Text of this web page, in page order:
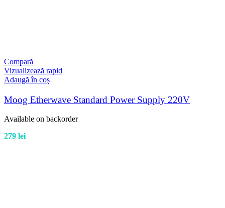
Compară
Vizualizează rapid
Adaugă în coș
Moog Etherwave Standard Power Supply 220V
Available on backorder
279 lei